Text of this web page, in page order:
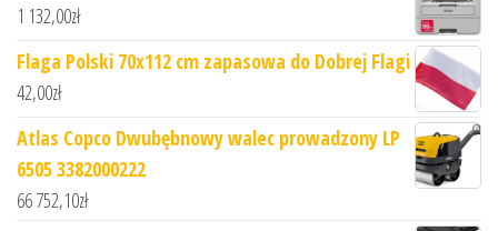
1 132,00zł
Flaga Polski 70x112 cm zapasowa do Dobrej Flagi
42,00zł
Atlas Copco Dwubębnowy walec prowadzony LP
6505 3382000222
66 752,10zł